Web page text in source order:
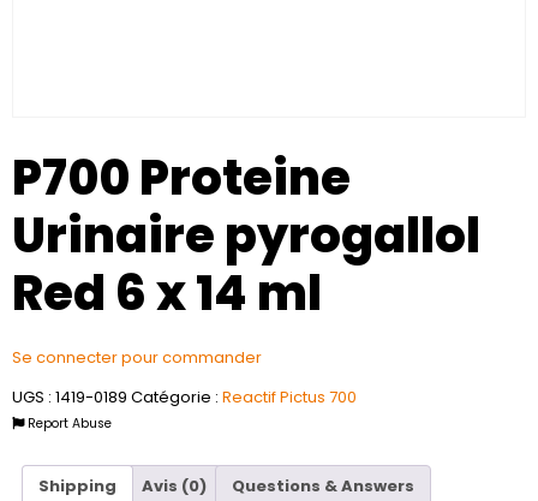
P700 Proteine
Urinaire pyrogallol
Red 6 x 14 ml
Se connecter pour commander
UGS : 1419-0189 Catégorie : Reactif Pictus 700
Report Abuse
Shipping Avis (0)
Questions & Answers